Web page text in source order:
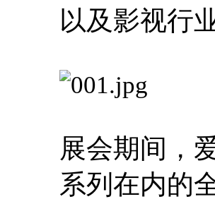
以及影视行
展会期间，
系列在内的